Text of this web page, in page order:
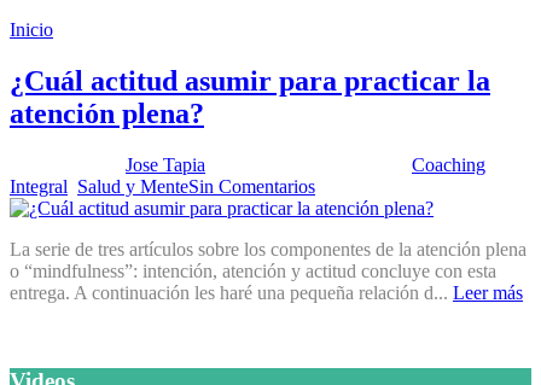
Inicio
¿Cuál actitud asumir para practicar la
atención plena?
Jose Tapia
Coaching
Integral Salud y MenteSin Comentarios
La serie de tres artículos sobre los componentes de la atención plena
o “mindfulness”: intención, atención y actitud concluye con esta
entrega. A continuación les haré una pequeña relación d... Leer más